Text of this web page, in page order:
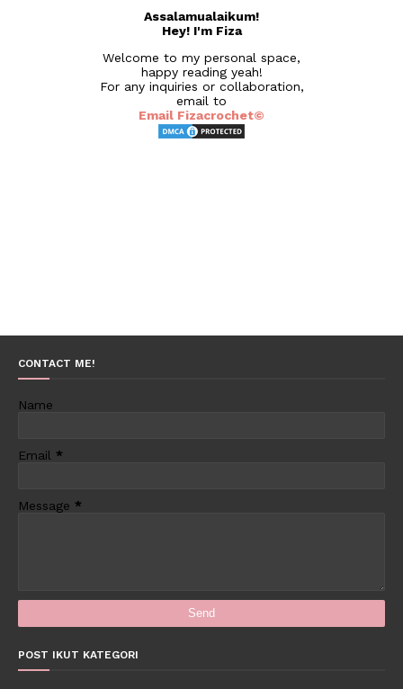
Assalamualaikum!
Hey! I'm Fiza
Welcome to my personal space,
happy reading yeah!
For any inquiries or collaboration,
email to
Email Fizacrochet©
CONTACT ME!
Name
Email *
Message *
POST IKUT KATEGORI